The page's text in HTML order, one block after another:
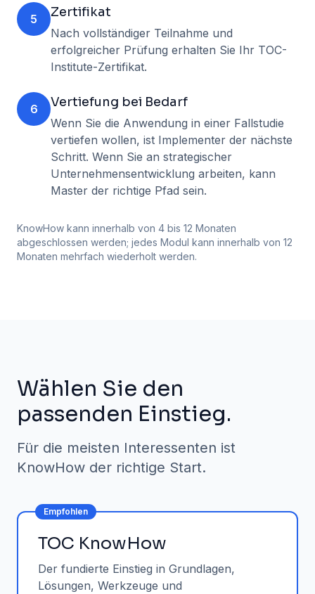
5 Zertifikat
Nach vollständiger Teilnahme und
erfolgreicher Prüfung erhalten Sie Ihr TOC-
Institute-Zertifikat.
6 Vertiefung bei Bedarf
Wenn Sie die Anwendung in einer Fallstudie
vertiefen wollen, ist Implementer der nächste
Schritt. Wenn Sie an strategischer
Unternehmensentwicklung arbeiten, kann
Master der richtige Pfad sein.
KnowHow kann innerhalb von 4 bis 12 Monaten
abgeschlossen werden; jedes Modul kann innerhalb von 12
Monaten mehrfach wiederholt werden.
Wählen Sie den
passenden Einstieg.
Für die meisten Interessenten ist
KnowHow der richtige Start.
TOC KnowHow
Der fundierte Einstieg in Grundlagen,
Lösungen, Werkzeuge und